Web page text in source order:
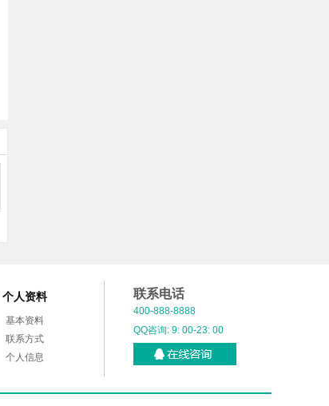
个人资料
基本资料
联系方式
个人信息
联系电话
400-888-8888
QQ咨询: 9: 00-23: 00